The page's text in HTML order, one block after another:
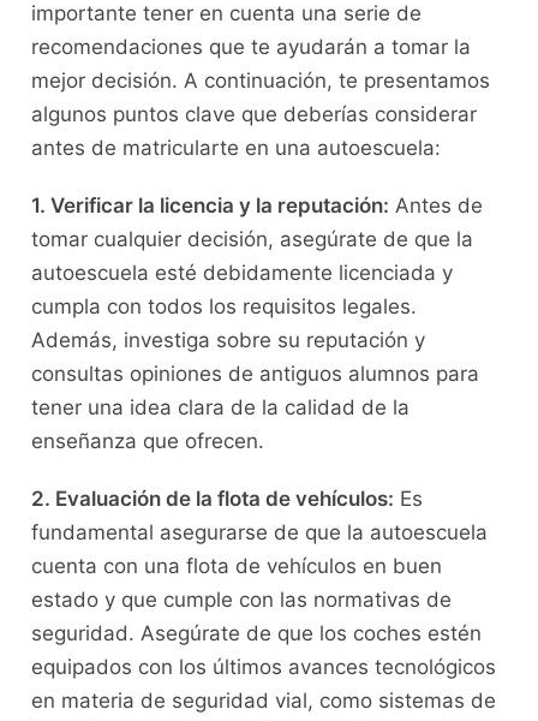
importante tener en cuenta ⁣una⁢ serie ​de
recomendaciones que⁣ te ayudarán ‍a⁣ tomar la
mejor decisión. A continuación, te presentamos
algunos puntos clave que deberías ⁣considerar
antes de matricularte en una autoescuela:
1.​ Verificar la licencia y​ la reputación: Antes de
⁤tomar cualquier​ decisión,⁣ asegúrate de que la​
autoescuela esté debidamente licenciada⁣ y
‍cumpla con todos los requisitos ‌legales.
Además, investiga sobre su reputación y
consultas opiniones de antiguos alumnos para
tener una idea clara⁤ de ⁤la calidad de la
enseñanza que ofrecen.
2. Evaluación de ​la flota de vehículos: Es
fundamental asegurarse de⁤ que‌ la⁣ autoescuela
cuenta con⁣ una flota de‍ vehículos en buen
estado y que cumple con las normativas de
seguridad. Asegúrate de que‌ los ​coches‍ estén
equipados con los últimos avances tecnológicos
⁣en materia de seguridad ‍vial, como⁤ sistemas de